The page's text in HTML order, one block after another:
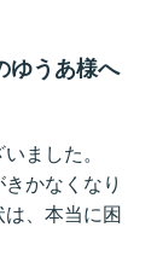
ゆうあ様へ
ました。
かなくなり
、本当に困